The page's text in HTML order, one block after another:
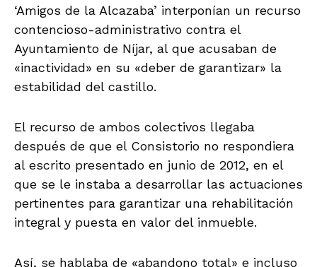
‘Amigos de la Alcazaba’ interponían un recurso
contencioso-administrativo contra el
Ayuntamiento de Níjar, al que acusaban de
«inactividad» en su «deber de garantizar» la
estabilidad del castillo.
El recurso de ambos colectivos llegaba
después de que el Consistorio no respondiera
al escrito presentado en junio de 2012, en el
que se le instaba a desarrollar las actuaciones
pertinentes para garantizar una rehabilitación
integral y puesta en valor del inmueble.
Así, se hablaba de «abandono total» e incluso